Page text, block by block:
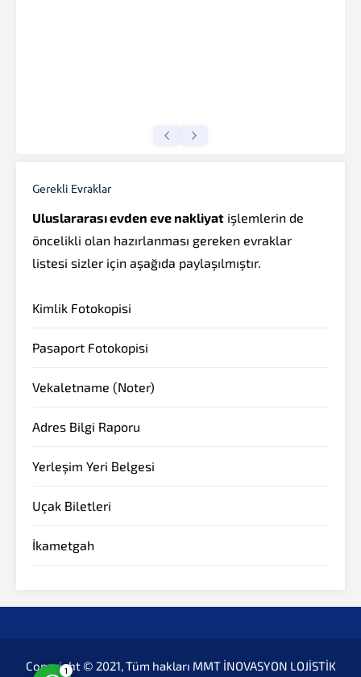
Gerekli Evraklar
Uluslararası evden eve nakliyat işlemlerin de
öncelikli olan hazırlanması gereken evraklar
listesi sizler için aşağıda paylaşılmıştır.
Kimlik Fotokopisi
Pasaport Fotokopisi
Vekaletname (Noter)
Adres Bilgi Raporu
Yerleşim Yeri Belgesi
Uçak Biletleri
İkametgah
Copyright © 2021, Tüm hakları MMT İNOVASYON LOJİSTİK
Müşteri Temsilcisi
1